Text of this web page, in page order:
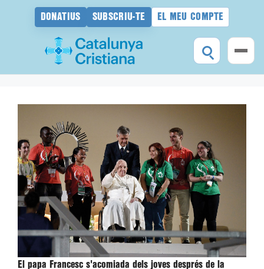
DONATIUS SUBSCRIU-TE EL MEU COMPTE
El papa Francesc s'acomiada dels joves després de la